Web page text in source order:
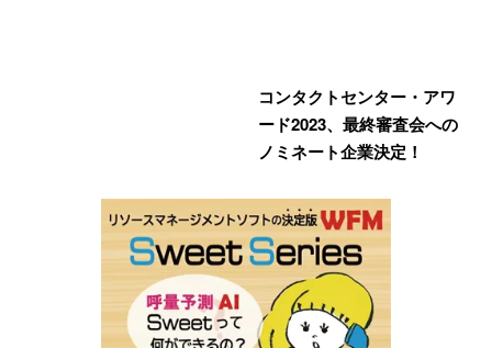
コンタクトセンター・アワ
ード2023、最終審査会への
ノミネート企業決定！